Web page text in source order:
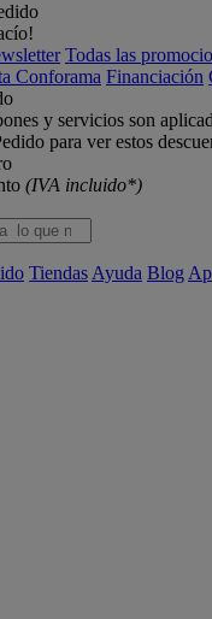
Todas las
Conforama Financiación
y servicios son
para ver estos
(IVA incluido*)
Tiendas Ayuda Blog